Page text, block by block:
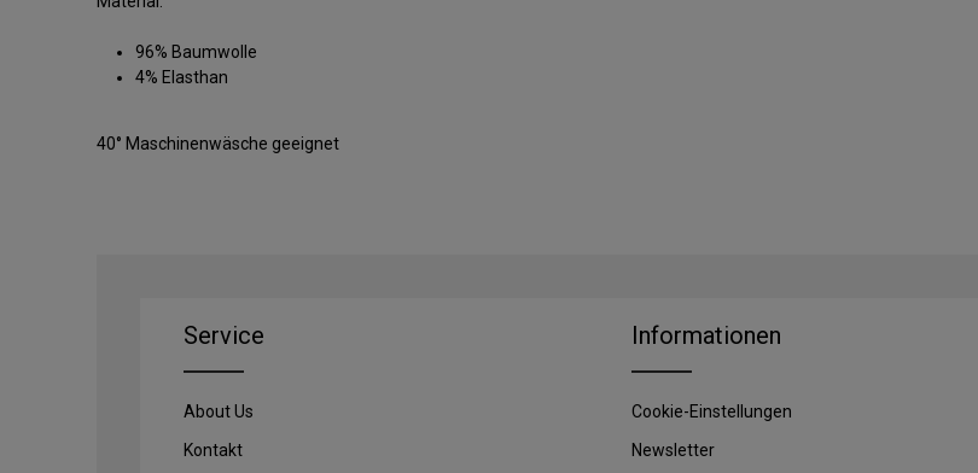
96% Baumwolle
4% Elasthan
40° Maschinenwäsche geeignet
Service
About Us
Kontakt
Informationen
Cookie-Einstellungen
Newsletter